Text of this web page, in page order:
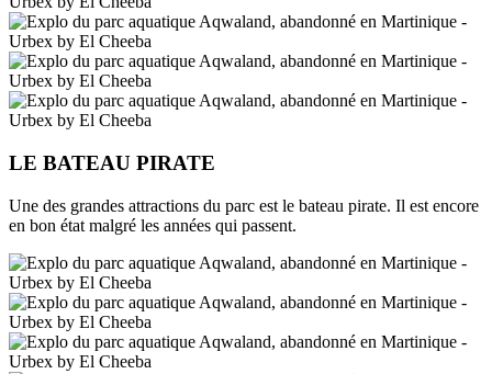
LE BATEAU PIRATE
Une des grandes attractions du parc est le bateau pirate. Il est encore
en bon état malgré les années qui passent.